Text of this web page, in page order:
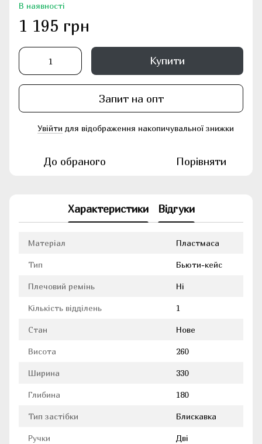
В наявності
1 195 грн
Купити
Запит на опт
Увійти для відображення накопичувальної знижки
До обраного Порівняти
Характеристики Відгуки
Матеріал Пластмаса
Тип Бьюти-кейс
Плечовий ремінь Ні
Кількість відділень 1
Стан Нове
Висота 260
Ширина 330
Глибина 180
Тип застібки Блискавка
Ручки Дві